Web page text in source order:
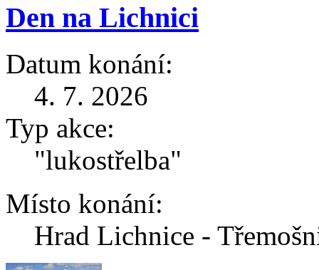
Den na Lichnici
Datum konání:
4. 7. 2026
Typ akce:
"lukostřelba"
Místo konání:
Hrad Lichnice -